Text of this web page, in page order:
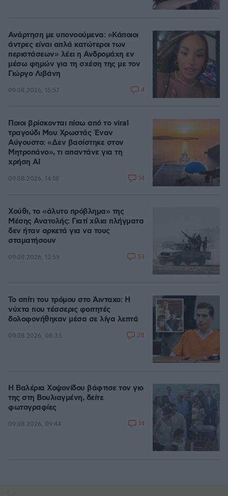
Ανάρτηση με υπονοούμενα: «Κάποιοι
άντρες είναι απλά κατώτεροι των
περιστάσεων» λέει η Ανδρομάχη εν
μέσω φημών για τη σχέση της με τον
Γιώργο Λιβάνη
09.08.2026, 15:57 4
Ποιοι βρίσκονται πίσω από το viral
τραγούδι Μου Χρωστάς Έναν
Αύγουστο: «Δεν βασίστηκε στον
Μητροπάνο», τι απαντάνε για τη
χρήση AI
09.08.2026, 14:18 14
Χούθι, το «άλυτο πρόβλημα» της
Μέσης Ανατολής: Γιατί χίλια πλήγματα
δεν ήταν αρκετά για να τους
σταματήσουν
09.08.2026, 13:59 53
Το σπίτι του τρόμου στο Άινταχο: Η
νύχτα που τέσσερις φοιτητές
δολοφονήθηκαν μέσα σε λίγα λεπτά
09.08.2026, 08:33 28
Η Βαλέρια Χοψονίδου βάφτισε τον γιο
της στη Βουλιαγμένη, δείτε
φωτογραφίες
09.08.2026, 09:44 14